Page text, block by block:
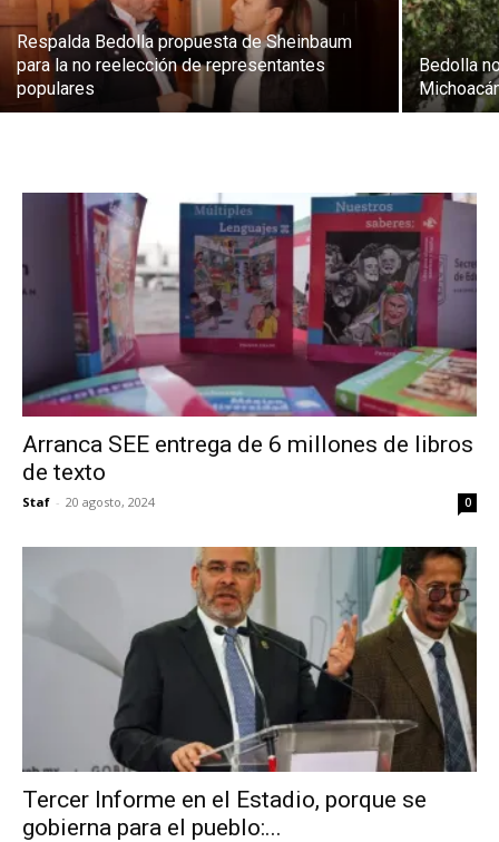
Respalda Bedolla propuesta de Sheinbaum
para la no reelección de representantes
populares
Bedolla
Arranca SEE entrega de 6 millones de libros
de texto
Staf - 20 agosto, 2024 0
Tercer Informe en el Estadio, porque se
gobierna para el pueblo:...